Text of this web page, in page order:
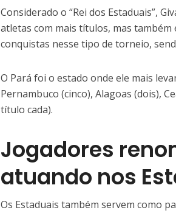
Considerado o “Rei dos Estaduais”,
atletas com mais títulos, mas
conquistas nesse tipo de torneio,
O Pará foi o estado onde ele mais
Pernambuco (cinco), Alagoas (dois),
título cada).
Jogadores
atuando nos
Os Estaduais também servem como